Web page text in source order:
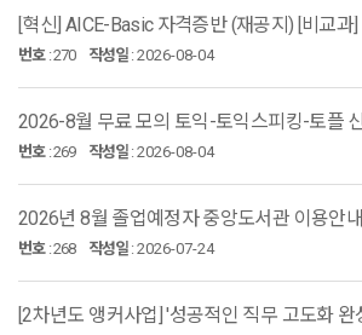
[혁신] AICE-Basic 자격증반 (재공지) [비교과]
번호:270 작성일 :2026-08-04
번호:269 작성일 :2026-08-04
2026년 8월 졸업예정자 중앙도서관 이용안내
번호:268 작성일 :2026-07-24